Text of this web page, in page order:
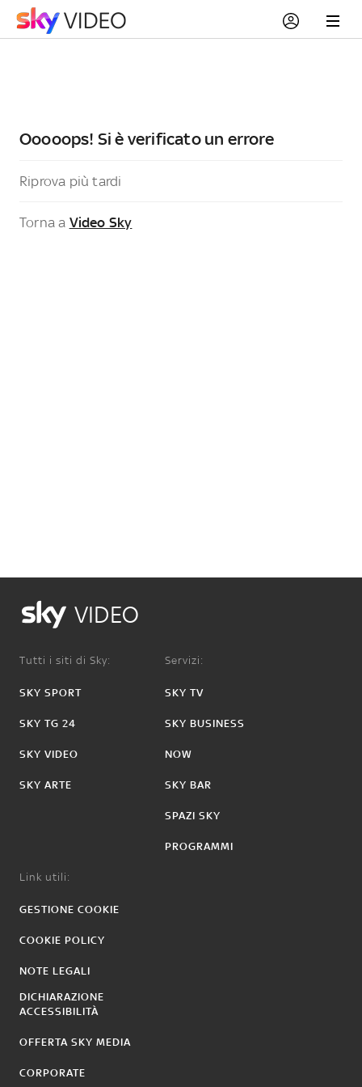
Ooooops! Si è verificato un errore
Riprova più tardi
Torna a Video Sky
VIDEO
Tutti i siti di Sky:
SKY SPORT
SKY TG 24
SKY VIDEO
SKY ARTE
Servizi:
SKY TV
SKY BUSINESS
NOW
SKY BAR
SPAZI SKY
PROGRAMMI
Link utili:
GESTIONE COOKIE
COOKIE POLICY
NOTE LEGALI
DICHIARAZIONE
ACCESSIBILITÀ
OFFERTA SKY MEDIA
CORPORATE